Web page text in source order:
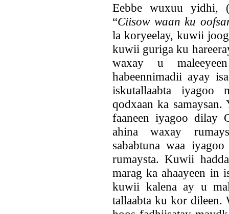
Eebbe wuxuu yidhi,
“Ciisow waan ku
la koryeelay, kuwii
kuwii guriga ku
waxay u
habeennimadii ayay
iskutallaabta iyagoo
qodxaan ka
faaneen iyagoo dilay
ahina waxay
sababtuna waa
rumaysta. Kuwii
marag ka ahaayeen in
kuwii kalena ay u
tallaabta ku kor dileen.